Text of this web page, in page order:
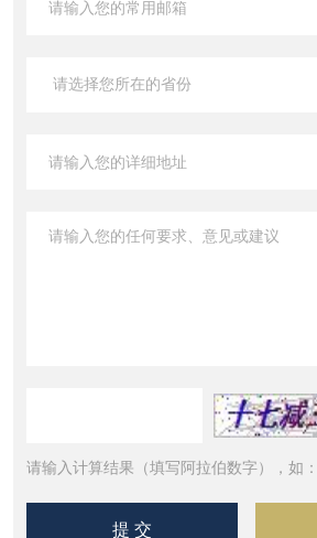
请输入计算结果（填写阿拉伯数字），如